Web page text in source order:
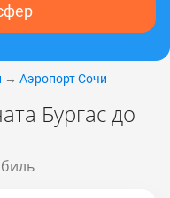
→ Аэропорт Сочи
Бургас до